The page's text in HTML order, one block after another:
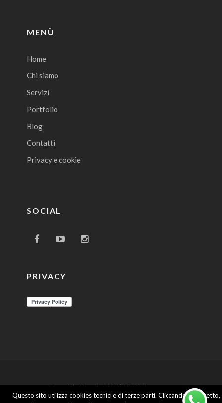
MENÙ
Home
Chi siamo
Servizi
Portfolio
Blog
Contatti
Privacy e cookie
SOCIAL
PRIVACY
Copyright Movila 2017 | All Rights
Reserved | P.IVA 05442770870
Questo sito utilizza cookies tecnici e di terze parti. Cliccando su Accetto,